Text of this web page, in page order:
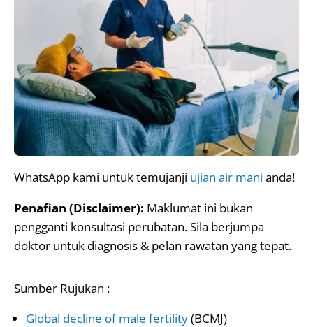
WhatsApp kami untuk temujanji ujian air mani anda!
Penafian (Disclaimer): Maklumat ini bukan
pengganti konsultasi perubatan. Sila berjumpa
doktor untuk diagnosis & pelan rawatan yang tepat.
Sumber Rujukan :
Global decline of male fertility(BCMJ)